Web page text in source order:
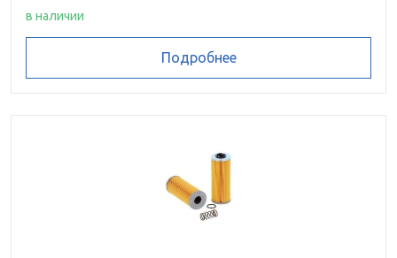
в наличии
Подробнее